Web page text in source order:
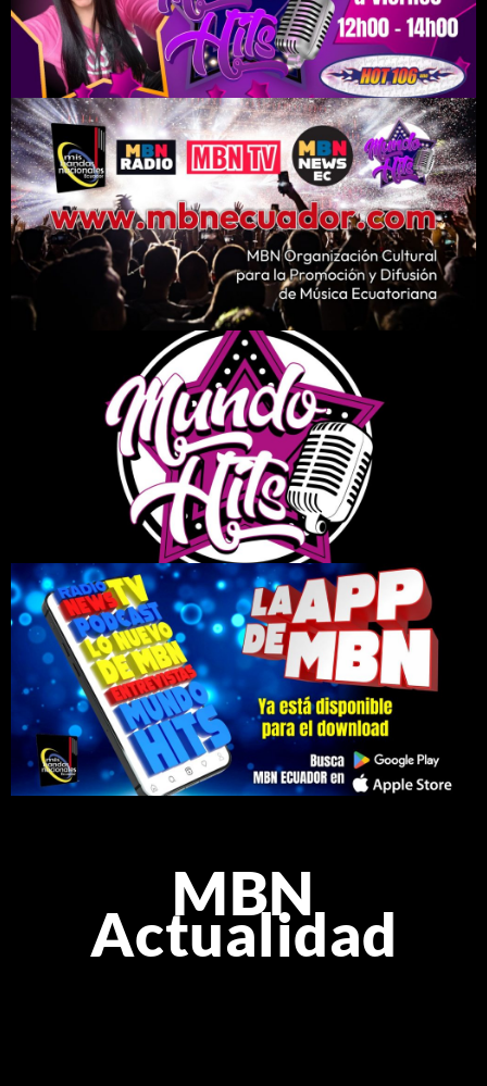
MBN
Actualidad